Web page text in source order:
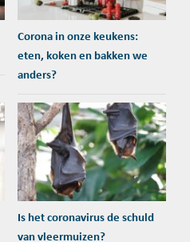
Corona in onze keukens:
eten, koken en bakken we
anders?
Is het coronavirus de schuld
van vleermuizen?